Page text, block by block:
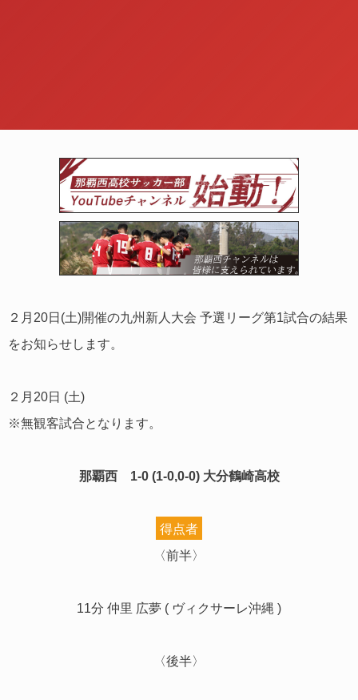
２月20日(土)開催の九州新人大会 予選リーグ第1試合の結果
をお知らせします。
２月20日 (土)
※無観客試合となります。
那覇西 1-0 (1-0,0-0) 大分鶴崎高校
得点者
〈前半〉
11分 仲里 広夢 ( ヴィクサーレ沖縄 )
〈後半〉